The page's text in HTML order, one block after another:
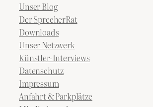
Unser Blog
Der SprecherRat
Downloads
Unser Netzwerk
Künstler-Interviews
Datenschutz
Impressum
Anfahrt & Parkplätze